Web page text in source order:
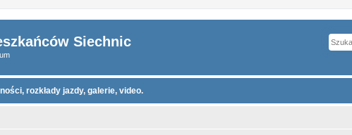
Siechnic
rozkłady jazdy, galerie, video.